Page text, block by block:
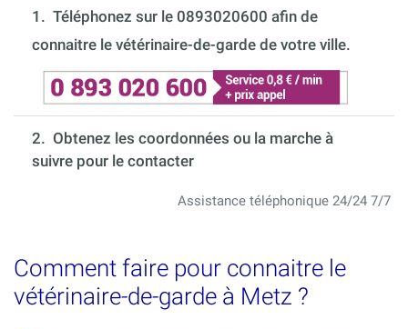
1. Téléphonez sur le 0893020600 afin de
connaitre le vétérinaire-de-garde de votre ville.
2. Obtenez les coordonnées ou la marche à
suivre pour le contacter
Assistance téléphonique 24/24 7/7
Comment faire pour connaitre le
vétérinaire-de-garde à Metz ?